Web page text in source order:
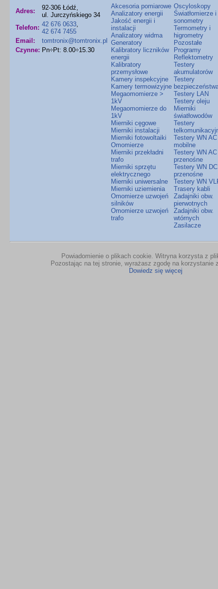
Adres:
92-306 Łódź,
ul. Jurczyńskiego 34
Telefon: 42 676 0633,
42 674 7455
Email:
tomtronix@tomtronix.pl
Czynne: Pn÷Pt: 8.00÷15.30
Akcesoria pomiarowe
Analizatory energii
Jakość energii i
instalacji
Analizatory widma
Generatory
Kalibratory liczników
energii
Kalibratory
przemysłowe
Kamery inspekcyjne
Kamery termowizyjne
Megaomomierze >
1kV
Megaomomierze do
1kV
Mierniki cęgowe
Mierniki instalacji
Mierniki fotowoltaiki
Omomierze
Mierniki przekładni
trafo
Mierniki sprzętu
elektrycznego
Mierniki uniwersalne
Mierniki uziemienia
Omomierze uzwojeń
silników
Omomierze uzwojeń
trafo
Oscyloskopy
Światłomierze i
sonometry
Termometry i
higrometry
Pozostałe
Programy
Reflektometry
Testery
akumulatorów
Testery
Testery LAN
Testery oleju
Mierniki
światłowodów
Testery
Testery WN AC
mobilne
Testery WN AC
przenośne
Testery WN DC
przenośne
Testery WN
Trasery kabli
Zadajniki obw.
pierwotnych
Zadajniki obw.
wtórnych
Zasilacze
Powiadomienie o plikach cookie. Witryna korzysta z
Pozostając na tej stronie, wyrażasz zgodę na korzystanie
Dowiedz się więcej